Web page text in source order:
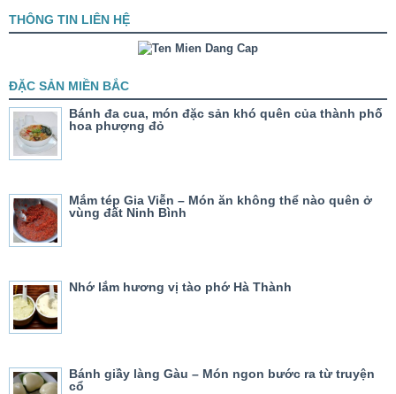
THÔNG TIN LIÊN HỆ
ĐẶC SẢN MIỀN BẮC
Bánh đa cua, món đặc sản khó quên của thành phố
hoa phượng đỏ
Mắm tép Gia Viễn – Món ăn không thể nào quên ở
vùng đất Ninh Bình
Nhớ lắm hương vị tào phớ Hà Thành
Bánh giầy làng Gàu – Món ngon bước ra từ truyện
cổ